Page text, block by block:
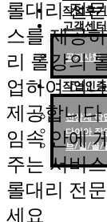
작업후기
고객센터
공지사항
작업인증
천상계 작
다이아 작
브/실/골/
롤대리 전
스를 제공
리 롤강의
업하여 더
제공합니다
임속 안에
주는 서비
롤대리 전
세요